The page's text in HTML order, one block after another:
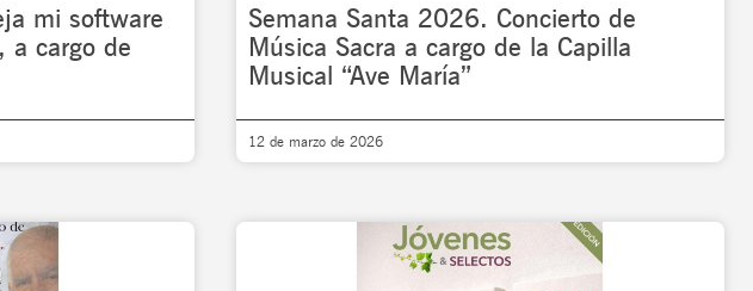
mi software
a cargo de
Semana Santa 2026. Concierto de
Música Sacra a cargo de la Capilla
Musical “Ave María”
12 de marzo de 2026